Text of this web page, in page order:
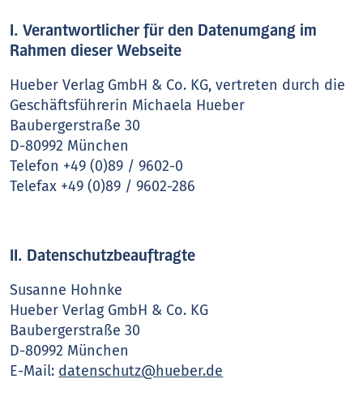
I. Verantwortlicher für den Datenumgang im
Rahmen dieser Webseite
Hueber Verlag GmbH & Co. KG, vertreten durch die
Geschäftsführerin Michaela Hueber
Baubergerstraße 30
D-80992 München
Telefon +49 (0)89 / 9602-0
Telefax +49 (0)89 / 9602-286
II. Datenschutzbeauftragte
Susanne Hohnke
Hueber Verlag GmbH & Co. KG
Baubergerstraße 30
D-80992 München
E-Mail: datenschutz@hueber.de